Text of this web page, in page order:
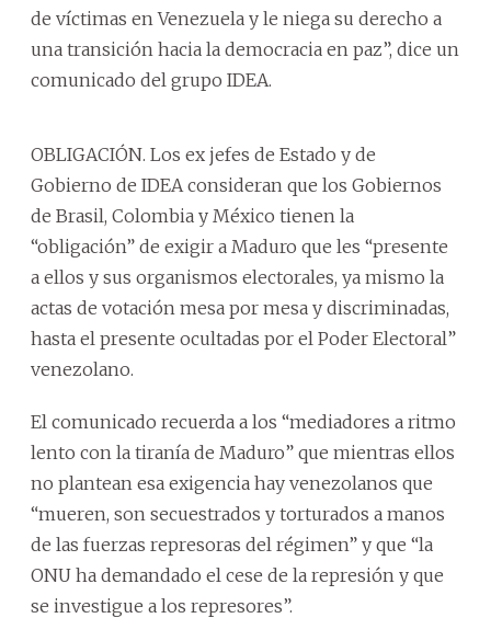
de víctimas en Venezuela y le niega su derecho a
una transición hacia la democracia en paz”, dice un
comunicado del grupo IDEA.
OBLIGACIÓN. Los ex jefes de Estado y de
Gobierno de IDEA consideran que los Gobiernos
de Brasil, Colombia y México tienen la
“obligación” de exigir a Maduro que les “presente
a ellos y sus organismos electorales, ya mismo la
actas de votación mesa por mesa y discriminadas,
hasta el presente ocultadas por el Poder Electoral”
venezolano.
El comunicado recuerda a los “mediadores a ritmo
lento con la tiranía de Maduro” que mientras ellos
no plantean esa exigencia hay venezolanos que
“mueren, son secuestrados y torturados a manos
de las fuerzas represoras del régimen” y que “la
ONU ha demandado el cese de la represión y que
se investigue a los represores”.